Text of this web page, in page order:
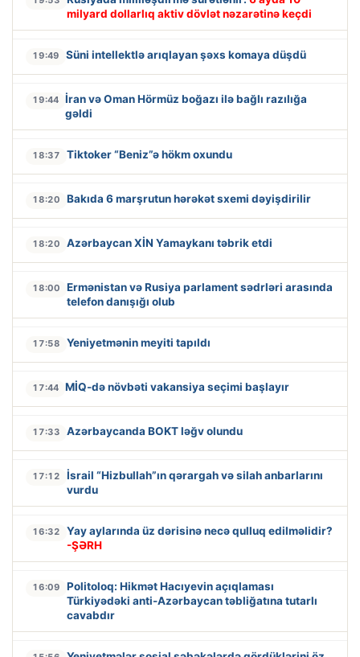
milyard dollarlıq aktiv dövlət nəzarətinə keçdi
19:49 Süni intellektlə arıqlayan şəxs komaya düşdü
19:44 İran və Oman Hörmüz boğazı ilə bağlı razılığa
gəldi
18:37 Tiktoker “Beniz”ə hökm oxundu
18:20 Bakıda 6 marşrutun hərəkət sxemi dəyişdirilir
18:20 Azərbaycan XİN Yamaykanı təbrik etdi
18:00
Ermənistan və Rusiya parlament sədrləri arasında
telefon danışığı olub
17:58 Yeniyetmənin meyiti tapıldı
17:44 MİQ-də növbəti vakansiya seçimi başlayır
17:33 Azərbaycanda BOKT ləğv olundu
17:12
İsrail “Hizbullah”ın qərargah və silah anbarlarını
vurdu
16:32
Yay aylarında üz dərisinə necə qulluq edilməlidir?
-ŞƏRH
16:09
Politoloq: Hikmət Hacıyevin açıqlaması
Türkiyədəki anti-Azərbaycan təbliğatına tutarlı
cavabdır